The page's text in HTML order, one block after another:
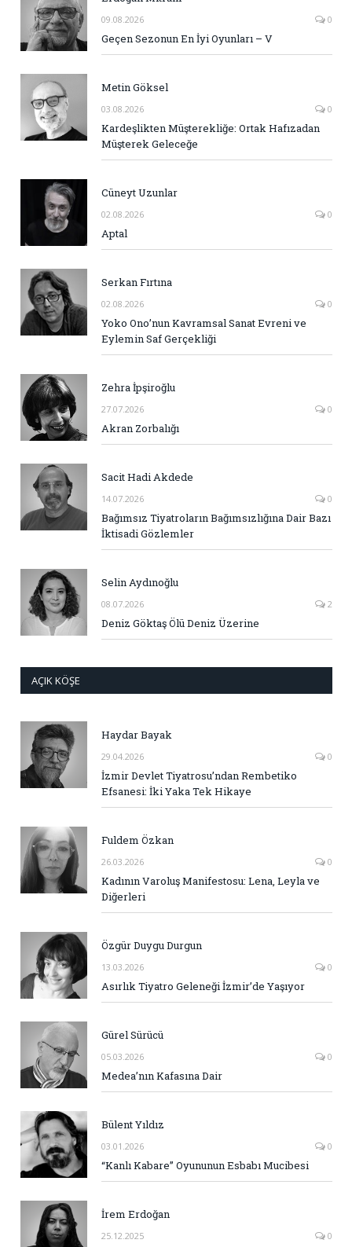
09.08.2026 0
Geçen Sezonun En İyi Oyunları – V
Metin Göksel
03.08.2026 0
Kardeşlikten Müşterekliğe: Ortak Hafızadan
Müşterek Geleceğe
Cüneyt Uzunlar
02.08.2026 0
Aptal
Serkan Fırtına
02.08.2026 0
Yoko Ono’nun Kavramsal Sanat Evreni ve
Eylemin Saf Gerçekliği
Zehra İpşiroğlu
27.07.2026 0
Akran Zorbalığı
Sacit Hadi Akdede
14.07.2026 0
Bağımsız Tiyatroların Bağımsızlığına Dair Bazı
İktisadi Gözlemler
Selin Aydınoğlu
08.07.2026 2
Deniz Göktaş Ölü Deniz Üzerine
AÇIK KÖŞE
Haydar Bayak
29.04.2026 0
İzmir Devlet Tiyatrosu’ndan Rembetiko
Efsanesi: İki Yaka Tek Hikaye
Fuldem Özkan
26.03.2026 0
Kadının Varoluş Manifestosu: Lena, Leyla ve
Diğerleri
Özgür Duygu Durgun
13.03.2026 0
Asırlık Tiyatro Geleneği İzmir’de Yaşıyor
Gürel Sürücü
05.03.2026 0
Medea’nın Kafasına Dair
Bülent Yıldız
03.01.2026 0
“Kanlı Kabare” Oyununun Esbabı Mucibesi
İrem Erdoğan
25.12.2025 0